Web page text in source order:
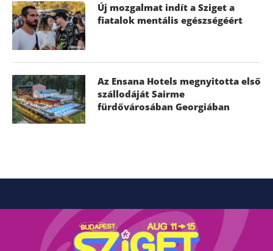
Új mozgalmat indít a Sziget a
fiatalok mentális egészségéért
Az Ensana Hotels megnyitotta első
szállodáját Sairme
fürdővárosában Georgiában